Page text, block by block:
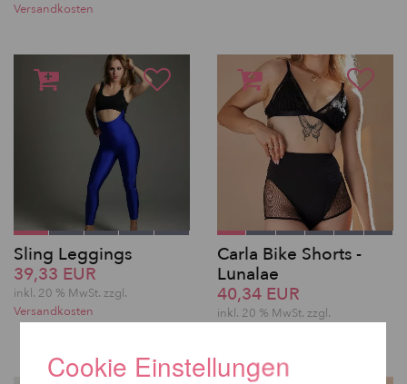
Versandkosten
Sling Leggings
39,33 EUR
inkl. 20 % MwSt. zzgl.
Versandkosten
Carla Bike Shorts -
Lunalae
40,34 EUR
inkl. 20 % MwSt. zzgl.
Cookie Einstellungen